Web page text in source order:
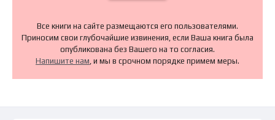
Все книги на сайте размещаются его пользователями.
Приносим свои глубочайшие извинения, если Ваша книга была
опубликована без Вашего на то согласия.
Напишите нам, и мы в срочном порядке примем меры.